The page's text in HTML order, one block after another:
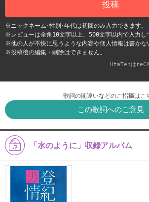
投稿
※ニックネーム･性別･年代は初回のみ入力できます。
※レビューは全角10文字以上、500文字以内で入力し
※他の人が不快に思うような内容や個人情報は書かな
※投稿後の編集・削除はできません。
UtaTenは
歌詞の間違いなどのご指摘はこ
この歌詞へのご意見
「水のように」収録アルバム